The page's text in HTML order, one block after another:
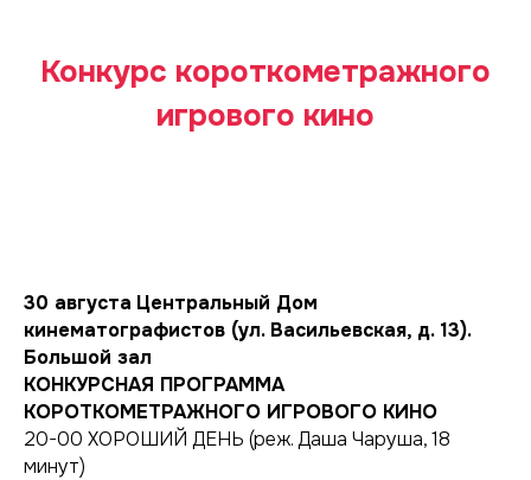
Конкурс короткометражного
игрового кино
30 августа Центральный Дом
кинематографистов (ул. Васильевская, д. 13).
Большой зал
КОНКУРСНАЯ ПРОГРАММА
КОРОТКОМЕТРАЖНОГО ИГРОВОГО КИНО
20-00 ХОРОШИЙ ДЕНЬ (реж. Даша Чаруша, 18
минут)